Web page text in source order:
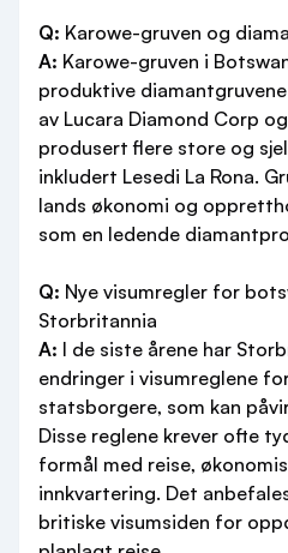
Q: Karowe-gruven og
A: Karowe-gruven i
produktive
av Lucara Diamond Corp
produsert flere store og
inkludert Lesedi La Rona.
lands økonomi og
som en ledende
Q: Nye visumregler for
Storbritannia
A: I de siste årene har
endringer i visumreglene
statsborgere, som kan
Disse reglene krever ofte
formål med reise,
innkvartering. Det
britiske visumsiden for